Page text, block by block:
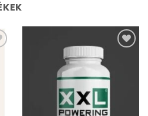
Kívánságlistához
adás